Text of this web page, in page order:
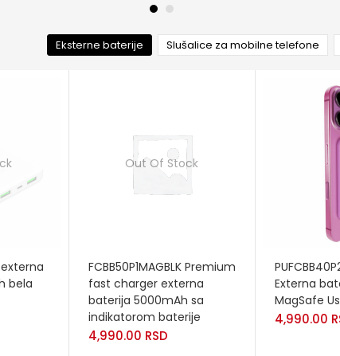
Eksterne baterije Slušalice za mobilne telefone
externa
bela
Out Of Stock
FCBB50P1MAGBLK Premium
fast charger externa
baterija 5000mAh sa
indikatorom baterije
4,990.00 RSD
Externa
MagSafe
4,990.00